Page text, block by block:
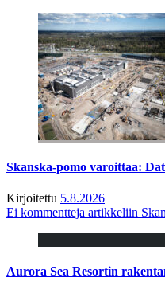
Skanska-pomo varoittaa:
Kirjoitettu 5.8.2026
Ei kommentteja artikkeliin
Aurora Sea Resortin